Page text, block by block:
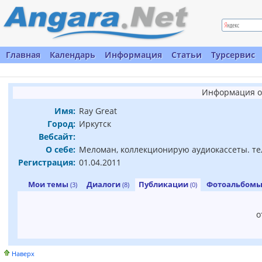
Главная Календарь Информация Статьи Турсервис
Информация
Имя: Ray Great
Город: Иркутск
Вебсайт:
О себе: Меломан, коллекционирую аудиокассеты.
Регистрация: 01.04.2011
Мои темы (3) Диалоги (8) Публикации (0)
Наверх